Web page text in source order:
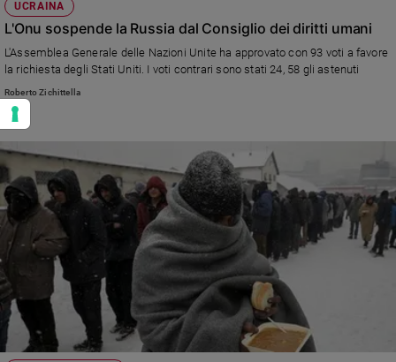
UCRAINA
L'Onu sospende la Russia dal Consiglio dei diritti umani
L'Assemblea Generale delle Nazioni Unite ha approvato con 93 voti a favore
la richiesta degli Stati Uniti. I voti contrari sono stati 24, 58 gli astenuti
Roberto Zichittella